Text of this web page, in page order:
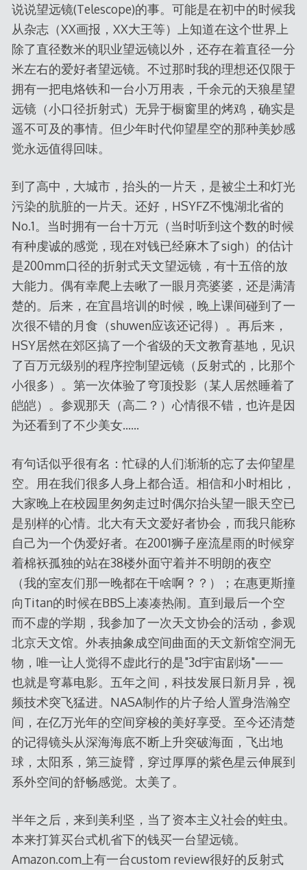
说说望远镜(Telescope)的事。可能是在初中的时候我
从杂志（XX画报，XX大王等）上知道在这个世界上
除了直径数米的职业望远镜以外，还存在着直径一分
米左右的爱好者望远镜。不过那时我的理想还仅限于
拥有一把电烙铁和一台小万用表，千余元的天狼星望
远镜（小口径折射式）无异于橱窗里的烤鸡，确实是
遥不可及的事情。但少年时代仰望星空的那种美妙感
觉永远值得回味。
到了高中，大城市，抬头的一片天，是被尘土和灯光
污染的肮脏的一片天。还好，HSYFZ不愧湖北省的
No.1。当时拥有一台十万元（当时听到这个数的时候
有种虔诚的感觉，现在对钱已经麻木了sigh）的估计
是200mm口径的折射式天文望远镜，有十五倍的放
大能力。偶有幸爬上去瞅了一眼月亮婆婆，还是满清
楚的。后来，在宜昌培训的时候，晚上课间碰到了一
次很不错的月食（shuwen应该还记得）。再后来，
HSY居然在郊区搞了一个省级的天文教育基地，见识
了百万元级别的程序控制望远镜（反射式的，比那个
小很多）。第一次体验了穹顶投影（某人居然睡着了
皑皑）。参观那天（高二？）心情很不错，也许是因
为还看到了不少美女……
有句话似乎很有名：忙碌的人们渐渐的忘了去仰望星
空。用在我们很多人身上都合适。相信和小时相比，
大家晚上在校园里匆匆走过时偶尔抬头望一眼天空已
是别样的心情。北大有天文爱好者协会，而我只能称
自己为一个伪爱好者。在2001狮子座流星雨的时候穿
着棉袄孤独的站在38楼外面守着并不明朗的夜空
（我的室友们那一晚都在干啥啊？？）；在惠更斯撞
向Titan的时候在BBS上凑凑热闹。直到最后一个空
而不虚的学期，我参加了一次天文协会的活动，参观
北京天文馆。外表抽象成空间曲面的天文新馆空洞无
物，唯一让人觉得不虚此行的是"3d宇宙剧场"——
也就是穹幕电影。五年之间，科技发展日新月异，视
频技术突飞猛进。NASA制作的片子给人置身浩瀚空
间，在亿万光年的空间穿梭的美好享受。至今还清楚
的记得镜头从深海海底不断上升突破海面，飞出地
球，太阳系，第三旋臂，穿过厚厚的紫色星云伸展到
系外空间的舒畅感觉。太美了。
半年之后，来到美利坚，当了资本主义社会的蛀虫。
本来打算买台式机省下的钱买一台望远镜。
Amazon.com上有一台custom review很好的反射式